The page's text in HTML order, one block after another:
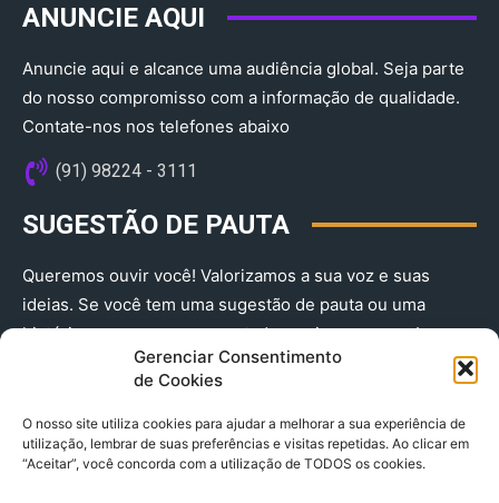
Gerenciar Consentimento
de Cookies
O nosso site utiliza cookies para ajudar a melhorar a sua experiência de
utilização, lembrar de suas preferências e visitas repetidas. Ao clicar em
“Aceitar”, você concorda com a utilização de TODOS os cookies.
ANUNCIE AQUI
Anuncie aqui e alcance uma audiência global. Seja parte
do nosso compromisso com a informação de qualidade.
Contate-nos nos telefones abaixo
(91) 98224 - 3111
SUGESTÃO DE PAUTA
Queremos ouvir você! Valorizamos a sua voz e suas
ideias. Se você tem uma sugestão de pauta ou uma
história que merece ser contada, envie-nos agora!
(91) 98224 - 3111